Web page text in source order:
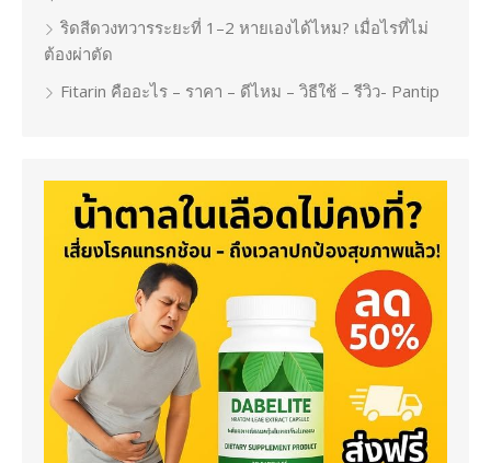
ริดสีดวงทวารระยะที่ 1–2 หายเองได้ไหม? เมื่อไรที่ไม่
ต้องผ่าตัด
Fitarin คืออะไร – ราคา – ดีไหม – วิธีใช้ – รีวิว- Pantip